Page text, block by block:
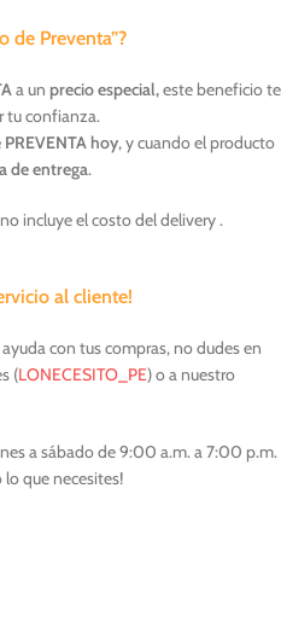
de Preventa”?
a un precio especial,este beneficio te
tu confianza.
hoy, y cuando el producto
de entrega.
incluye el costo del delivery .
al cliente!
con tus compras, no dudes en
(LONECESITO_PE) o a nuestro
a sábado de 9:00 a.m. a 7:00 p.m.
lo que necesites!